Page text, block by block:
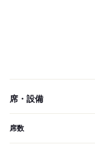
席・設備
席数